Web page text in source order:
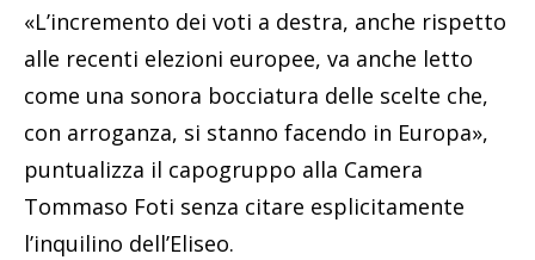
«L’incremento dei voti a destra, anche rispetto
alle recenti elezioni europee, va anche letto
come una sonora bocciatura delle scelte che,
con arroganza, si stanno facendo in Europa»,
puntualizza il capogruppo alla Camera
Tommaso Foti senza citare esplicitamente
l’inquilino dell’Eliseo.